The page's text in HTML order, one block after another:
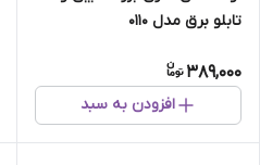
تابلو برق مدل ۰۱۱۰
389,000
افزودن به سبد